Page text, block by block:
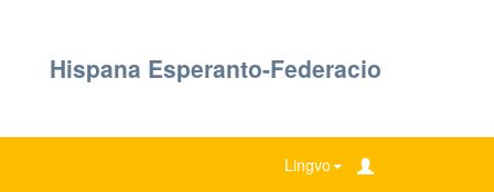
Hispana Esperanto-Federacio
Lingvo